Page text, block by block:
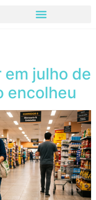
em julho de
encolheu